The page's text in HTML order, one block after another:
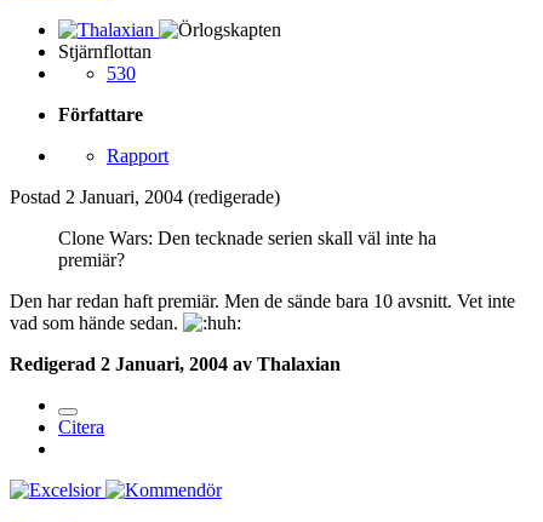
Stjärnflottan
530
Författare
Rapport
Postad 2 Januari, 2004 (redigerade)
Clone Wars: Den tecknade serien skall väl inte ha
premiär?
Den har redan haft premiär. Men de sände bara 10 avsnitt. Vet inte
vad som hände sedan.
Redigerad 2 Januari, 2004 av Thalaxian
Citera